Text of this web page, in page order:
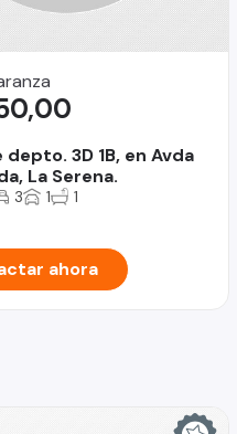
depto. 3D 1B, en Avda
La Serena.
3 1 1
ahora